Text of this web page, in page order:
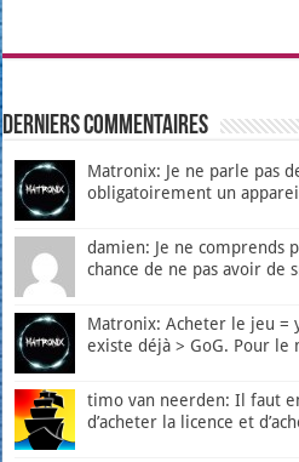
Derniers Commentaires
Matronix: Je ne parle pas
obligatoirement un
damien: Je ne comprends
chance de ne pas avoir de
Matronix: Acheter le jeu =
existe déjà > GoG. Pour le
timo van neerden: Il faut
d’acheter la licence et